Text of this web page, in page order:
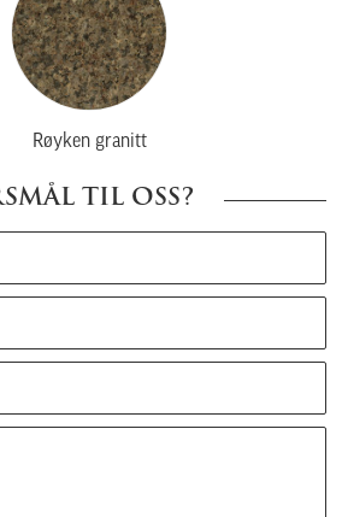
Røyken granitt
TIL OSS?